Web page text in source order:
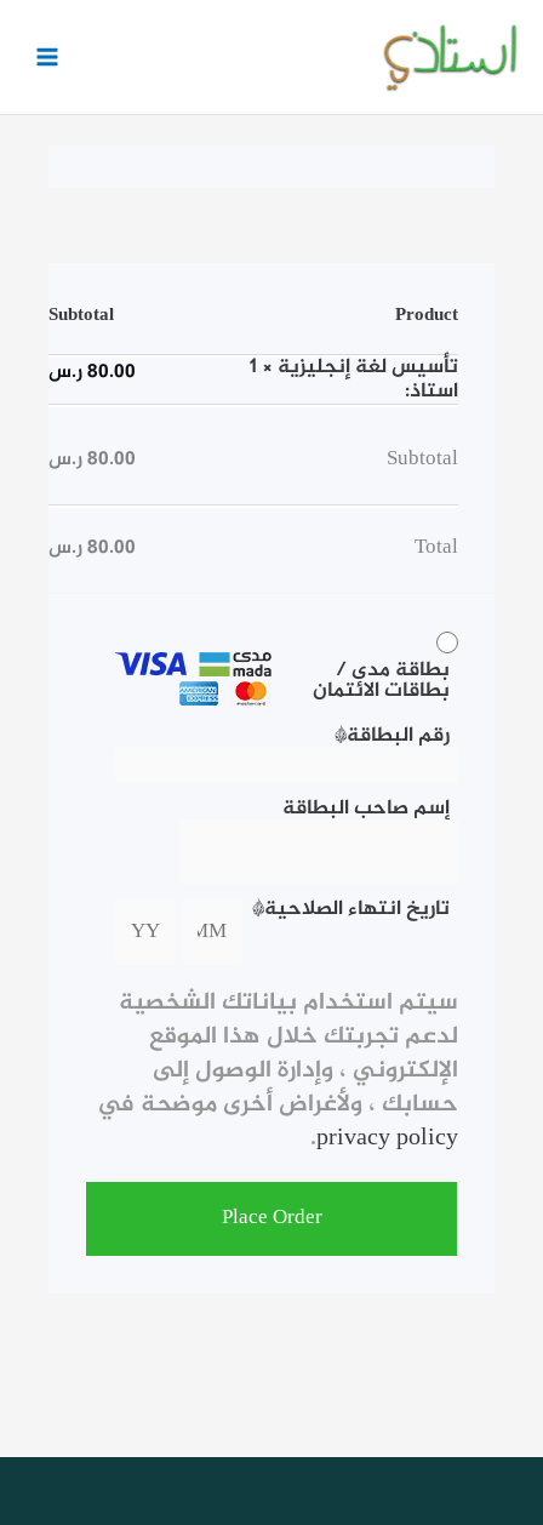
تخطي
إلى
المحتوى
Product
Subtotal
تأسيس لغة إنجليزية × 1
استاذ:
80.00ر.س
Subtotal
80.00ر.س
Total
80.00ر.س
بطاقة مدى /
بطاقات الائتمان
رقم البطاقة*
إسم صاحب البطاقة
تاريخ انتهاء الصلاحية*
سيتم استخدام بياناتك الشخصية
لدعم تجربتك خلال هذا الموقع
الإلكتروني ، وإدارة الوصول إلى
حسابك ، ولأغراض أخرى موضحة في
privacy policy
.
Place Order